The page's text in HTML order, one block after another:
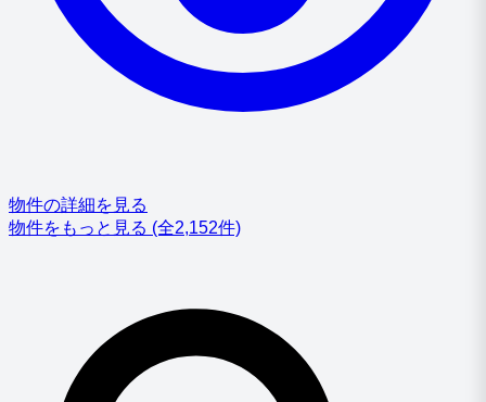
物件の詳細を見る
物件をもっと見る (全2,152件)